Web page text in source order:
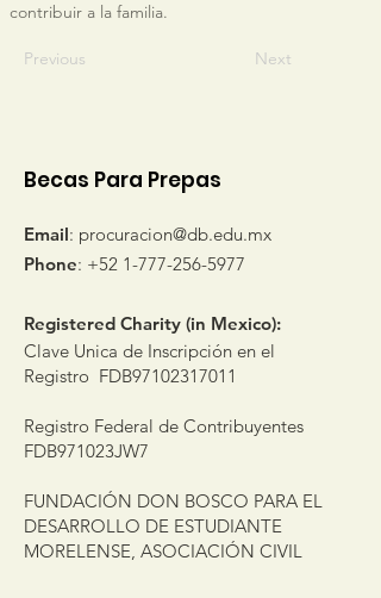
contribuir a la familia.
Previous Next
Becas Para Prepas
Email: procuracion@db.edu.mx
Phone: +52 1-777-256-5977
Registered Charity (in Mexico):
Clave Unica de Inscripción en el
Registro FDB97102317011
Registro Federal de Contribuyentes
FDB971023JW7
FUNDACIÓN DON BOSCO PARA EL
DESARROLLO DE ESTUDIANTE
MORELENSE, ASOCIACIÓN CIVIL